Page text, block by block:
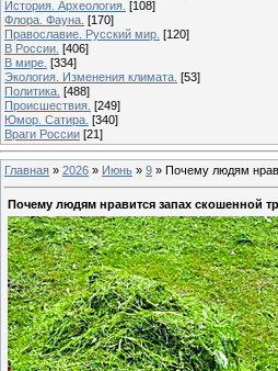
История. Археология. [108]
Флора. Фауна. [170]
Православие. Русский мир. [120]
В России. [406]
В мире. [334]
Экология. Изменения климата. [53]
Политика. [488]
Происшествия. [249]
Юмор. Сатира. [340]
Враги России [21]
Главная » 2026 » Июнь » 9 » Почему людям
Почему людям нравится запах скошенной